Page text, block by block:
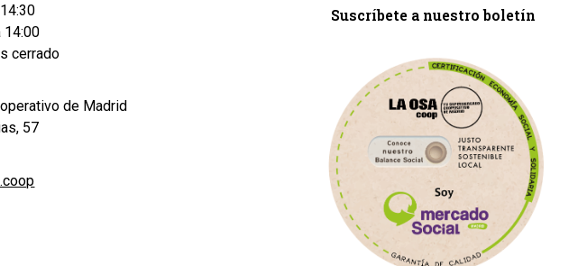
14:00
cerrado
de Madrid
57
Suscríbete a nuestro boletín